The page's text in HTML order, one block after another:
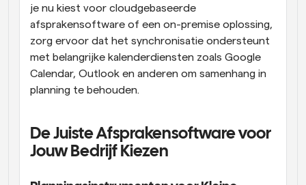
je nu kiest voor cloudgebaseerde
afsprakensoftware of een on-premise oplossing,
zorg ervoor dat het synchronisatie ondersteunt
met belangrijke kalenderdiensten zoals Google
Calendar, Outlook en anderen om samenhang in
planning te behouden.
De Juiste Afsprakensoftware voor
Jouw Bedrijf Kiezen